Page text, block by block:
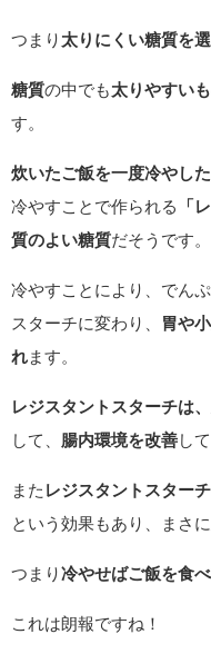
つまり 太りにくい糖質を
糖質の中でも 太りやすい
す。
炊いたご飯を一度冷やし
冷やすことで作られる
「
質のよい糖質だそうです。
冷やすことにより、でん
スターチに変わり、
胃や
れ ます。
レジスタントスターチは
して、 腸内環境を改善 し
また レジスタントスター
という効果もあり、まさに
つまり 冷やせばご飯を食
これは朗報ですね！